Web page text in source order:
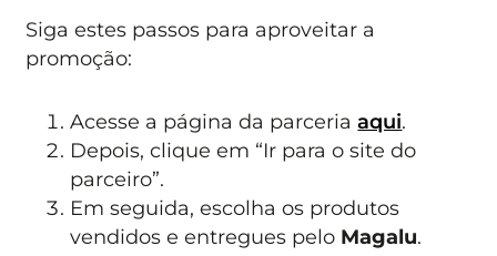
Siga estes passos para aproveitar a
promoção:
Acesse a página da parceriaaqui.
Depois, clique em “Ir para o site do
parceiro”.
Em seguida, escolha os produtos
vendidos e entregues pelo Magalu.